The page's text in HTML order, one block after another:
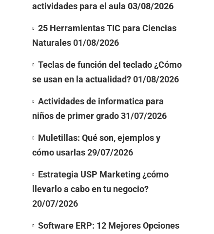
actividades para el aula 03/08/2026
25 Herramientas TIC para Ciencias
Naturales 01/08/2026
Teclas de función del teclado ¿Cómo
se usan en la actualidad? 01/08/2026
Actividades de informatica para
niños de primer grado 31/07/2026
Muletillas: Qué son, ejemplos y
cómo usarlas 29/07/2026
Estrategia USP Marketing ¿cómo
llevarlo a cabo en tu negocio?
20/07/2026
Software ERP: 12 Mejores Opciones